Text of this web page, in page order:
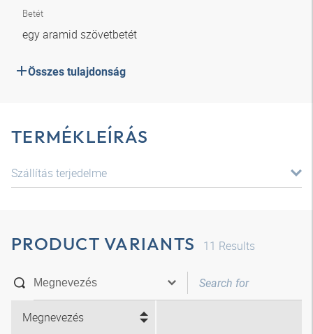
Betét
egy aramid szövetbetét
Összes tulajdonság
TERMÉKLEÍRÁS
Szállítás terjedelme
PRODUCT VARIANTS 11 Results
Megnevezés